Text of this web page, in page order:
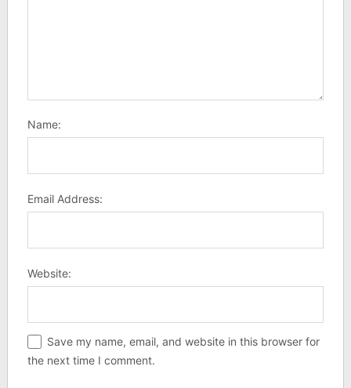
Name:
Email Address:
Website:
Save my name, email, and website in this browser for
the next time I comment.